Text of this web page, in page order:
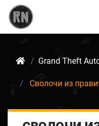
Grand Theft
Сволочи из